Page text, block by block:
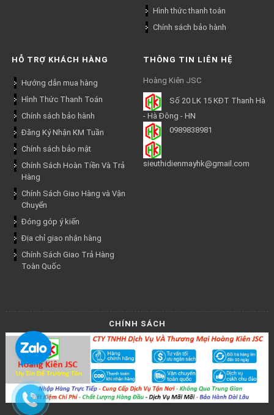
Hình thức thanh toán
Chính sách bảo hành
HỖ TRỢ KHÁCH HÀNG
Hướng dẫn mua hàng
Hình Thức Thanh Toán
Chính sách bảo hành
Đăng Ký Nhận KM Tuần
Chính sách bảo mật
Chính Sách Hoàn Tiền Và Trả
Hàng
Chính Sách Giao Hàng và Vận
Chuyển
Đóng góp ý kiến
Địa chỉ giao nhận hàng
Chính Sách Giao Trả Hàng
Toàn Quốc
THÔNG TIN LIÊN HỆ
Hoàng Kiên JSC
Số 20 LK 15 KĐT Thanh Hà
- Hà Đông - HN
0989838981
sieuthidienmayhk@gmail.com
CHÍNH SÁCH